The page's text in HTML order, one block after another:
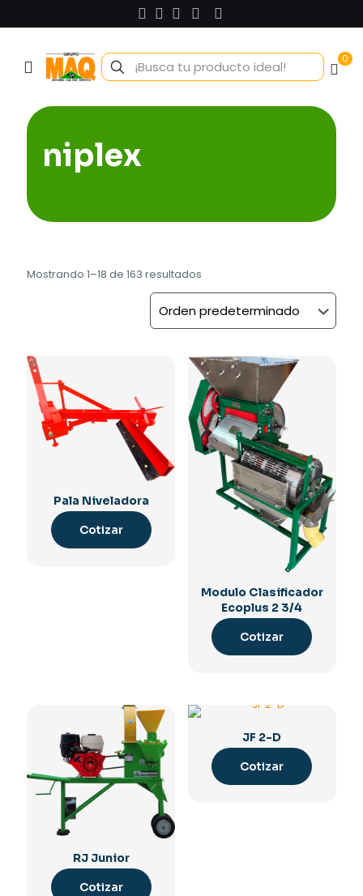
0
niplex
Mostrando 1–18 de 163 resultados
Pala Niveladora
Cotizar
Modulo Clasificador
Ecoplus 2 3/4
Cotizar
RJ Junior
Cotizar
JF 2-D
Cotizar